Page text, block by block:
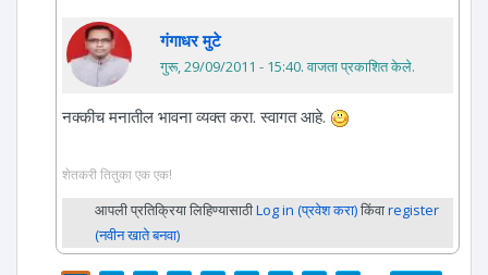
गंगाधर मुटे
गुरू, 29/09/2011 - 15:40. वाजता प्रकाशित केले.
नक्कीच मनातील भावना व्यक्त करा. स्वागत आहे.
शेतकरी तितुका एक एक!
आपली प्रतिक्रिया लिहिण्यासाठीLog in (प्रवेश करा)किंवाregister
(नवीन खाते बनवा)